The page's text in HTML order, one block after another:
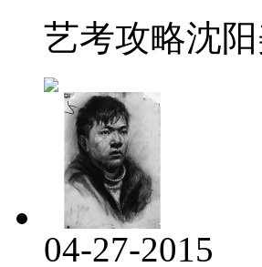
艺考攻略沈
04-27-2015